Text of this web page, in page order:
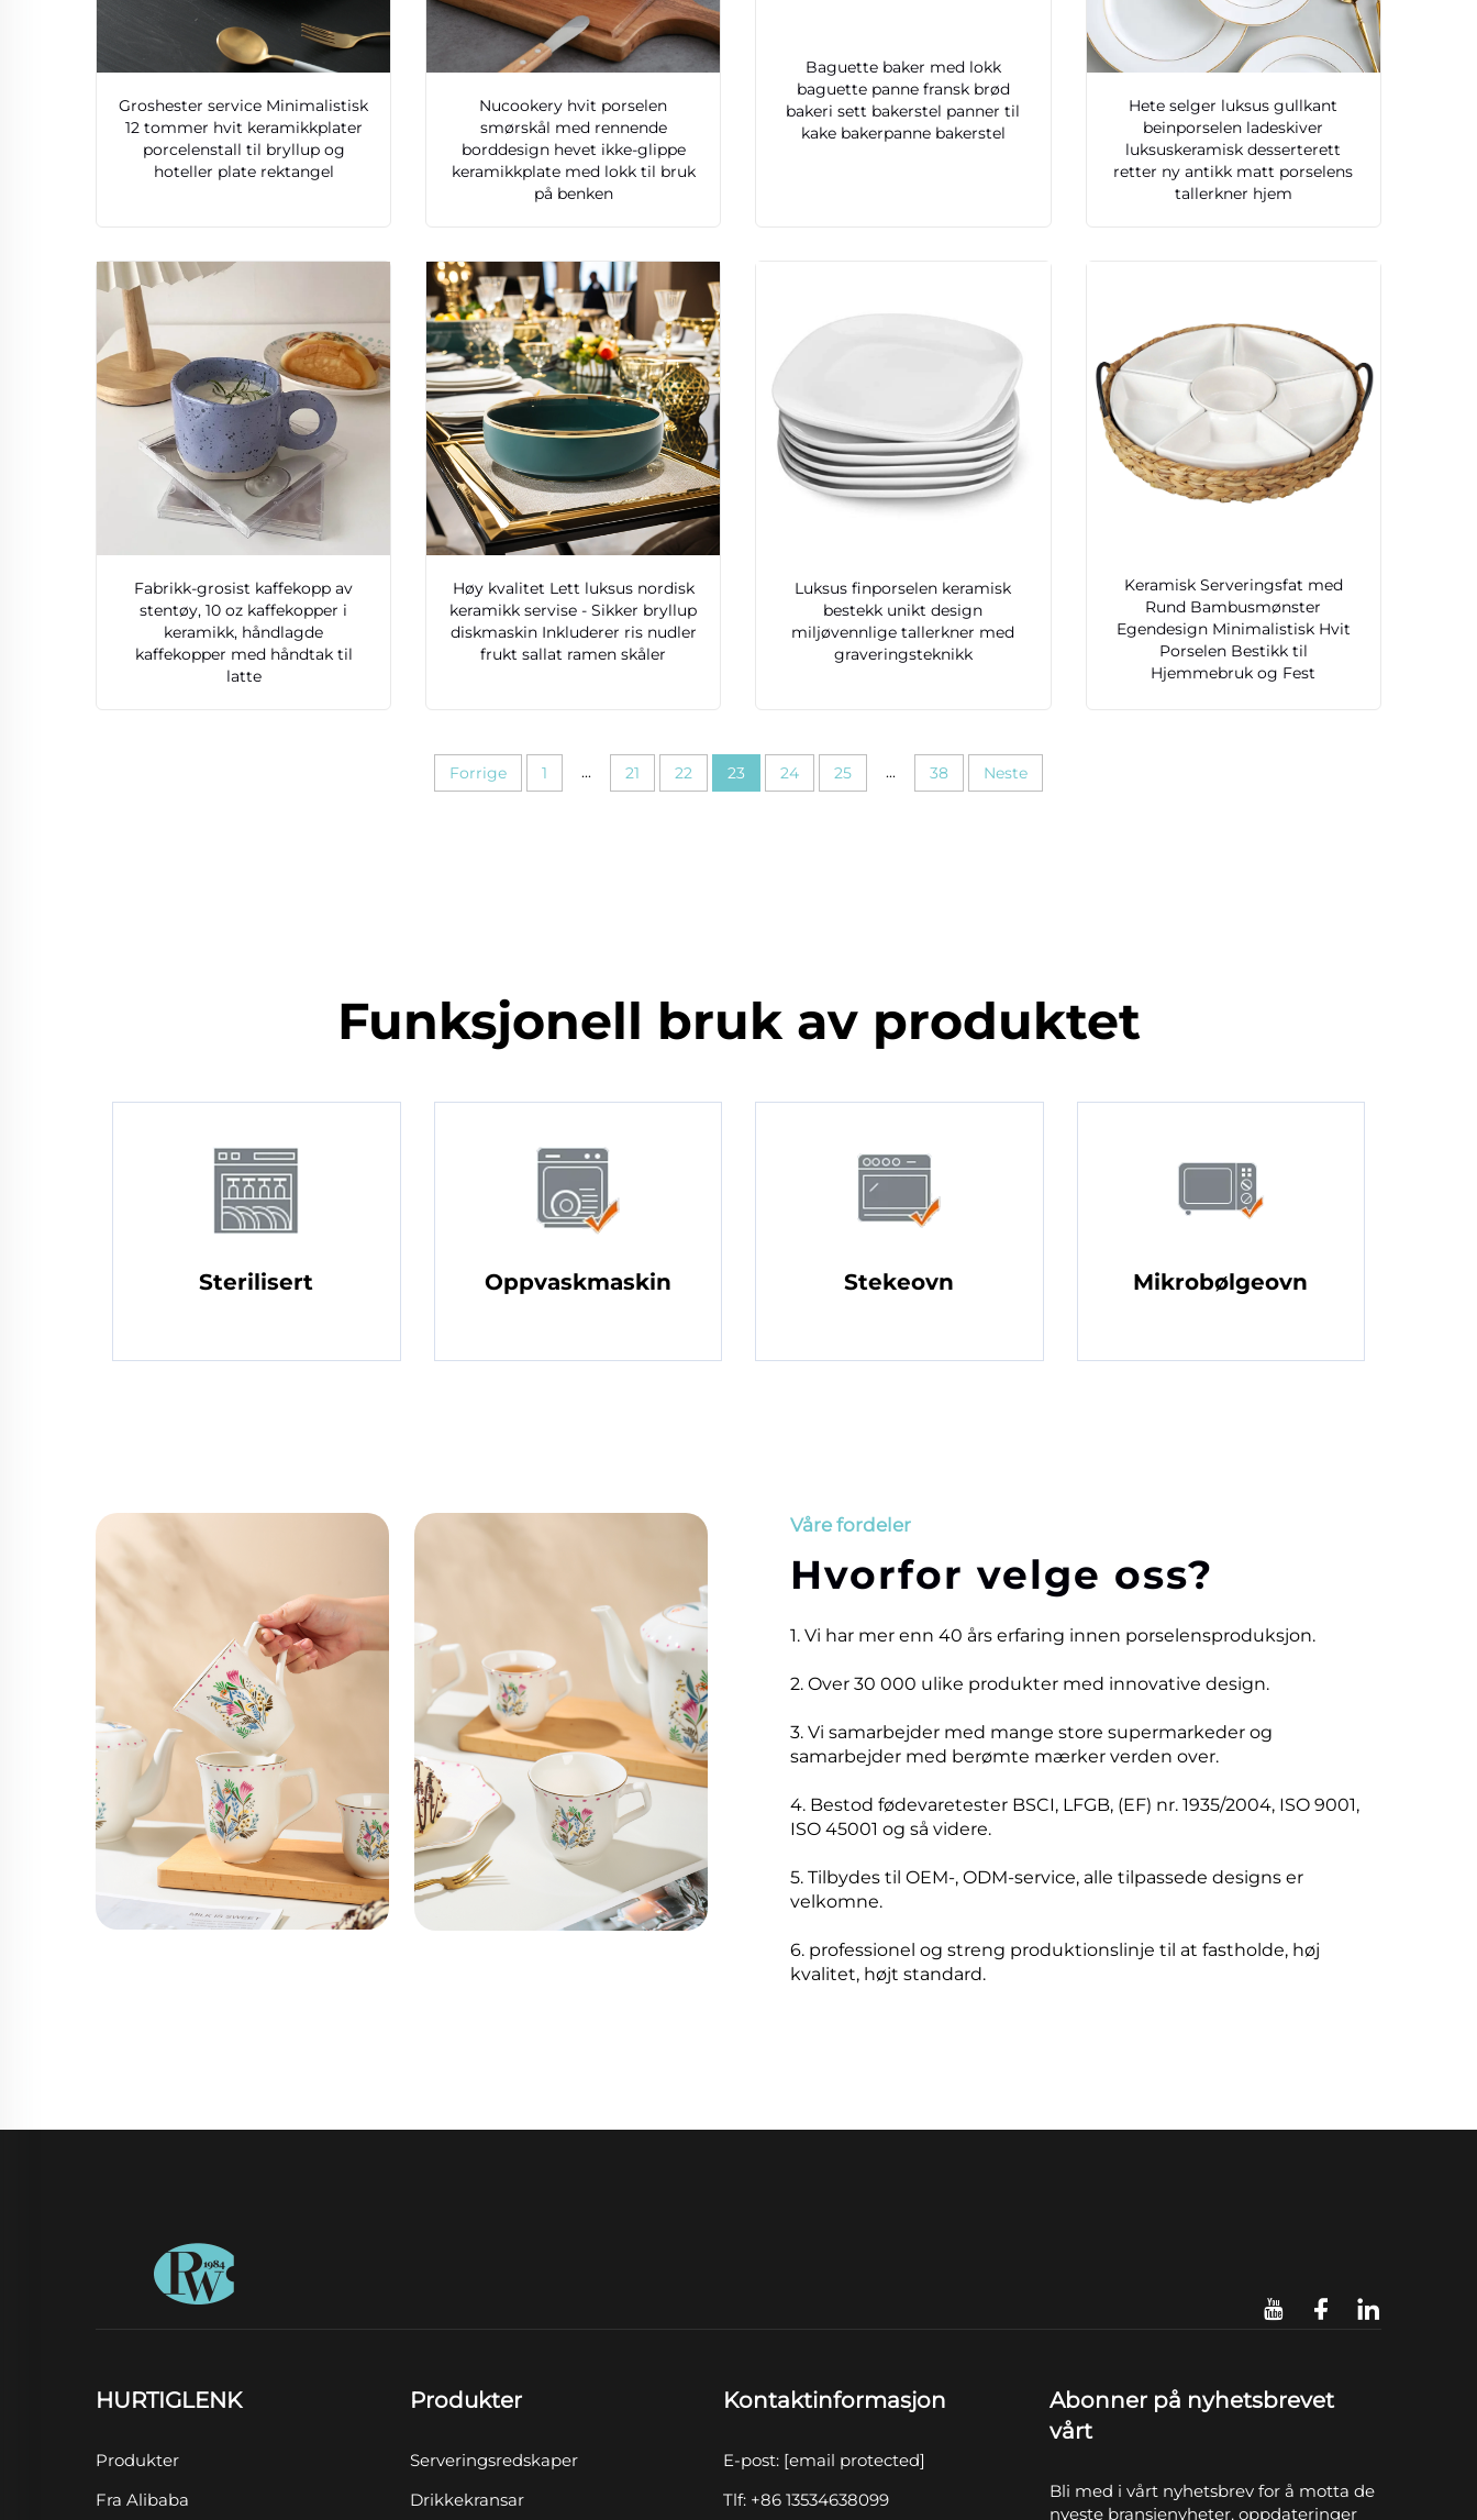
Groshester service Minimalistisk
12 tommer hvit keramikkplater
porcelenstall til bryllup og
hoteller plate rektangel
Nucookery hvit porselen
smørskål med rennende
borddesign hevet ikke-glippe
keramikkplate med lokk til bruk
på benken
Baguette baker med lokk
baguette panne fransk brød
bakeri sett bakerstel panner til
kake bakerpanne bakerstel
Hete selger luksus gullkant
beinporselen ladeskiver
luksuskeramisk desserterett
retter ny antikk matt porselens
tallerkner hjem
Fabrikk-grosist kaffekopp av
stentøy, 10 oz kaffekopper i
keramikk, håndlagde
kaffekopper med håndtak til
latte
Høy kvalitet Lett luksus nordisk
keramikk servise - Sikker bryllup
diskmaskin Inkluderer ris nudler
frukt sallat ramen skåler
Luksus finporselen keramisk
bestekk unikt design
miljøvennlige tallerkner med
graveringsteknikk
Keramisk Serveringsfat med
Rund Bambusmønster
Egendesign Minimalistisk Hvit
Porselen Bestikk til
Hjemmebruk og Fest
Forrige 1 ... 21 22 23 24 25 ... 38 Neste
Funksjonell bruk av produktet
Sterilisert Oppvaskmaskin Stekeovn Mikrobølgeovn
Våre fordeler
Hvorfor velge oss?
1. Vi har mer enn 40 års erfaring innen porselensproduksjon.
2. Over 30 000 ulike produkter med innovative design.
3. Vi samarbejder med mange store supermarkeder og
samarbejder med berømte mærker verden over.
4. Bestod fødevaretester BSCI, LFGB, (EF) nr. 1935/2004, ISO 9001,
ISO 45001 og så videre.
5. Tilbydes til OEM-, ODM-service, alle tilpassede designs er
velkomne.
6. professionel og streng produktionslinje til at fastholde, høj
kvalitet, højt standard.
HURTIGLENK
Produkter
Fra Alibaba
Produkter
Serveringsredskaper
Drikkekransar
Kontaktinformasjon
E-post: [email protected]
Tlf: +86 13534638099
Abonner på nyhetsbrevet
vårt
Bli med i vårt nyhetsbrev for å motta de
nyeste bransjenyheter, oppdateringer